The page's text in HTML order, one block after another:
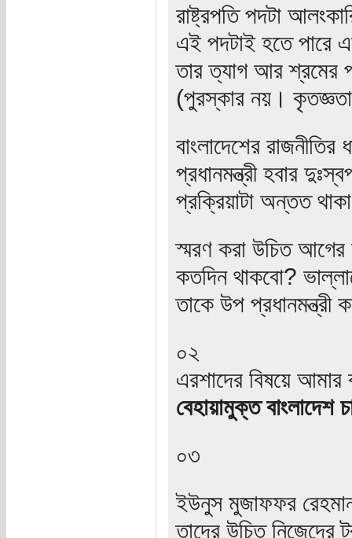
রাষ্ট্রপতি পদটা
এই পদটাই হতে পারে
তার ত্যাগ আর শ্রমের
(পুরস্কার নয়।
বাংলাদেশের রাজনীতির
প্রধানমন্ত্রী হবার
প্রক্রিয়াটা অন্তত
স্মরণ করা উচিত
কতদিন থাকবো?
তাকে উপ প্রধানমন্ত্রী
০২
এরশাদের বিষয়ে
বেহায়ামুক্ত বাংলাদেশ
০৩
ইউনুস মুজাফফর
তাদের উচিত নিজেদের